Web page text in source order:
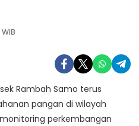
Rambah Samo terus
pangan di wilayah
perkembangan